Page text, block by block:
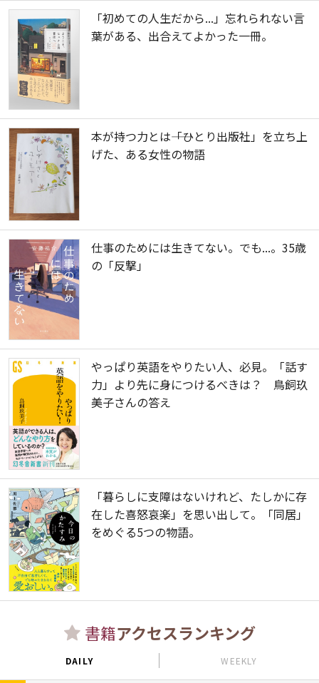
「初めての人生だから...」忘れられない言
葉がある、出合えてよかった一冊。
本が持つ力とは――「ひとり出版社」を立ち上
げた、ある女性の物語
仕事のためには生きてない。でも...。35歳
の「反撃」
やっぱり英語をやりたい人、必見。「話す
力」より先に身につけるべきは？ 鳥飼玖
美子さんの答え
「暮らしに支障はないけれど、たしかに存
在した喜怒哀楽」を思い出して。「同居」
をめぐる5つの物語。
書籍アクセスランキング
DAILY WEEKLY